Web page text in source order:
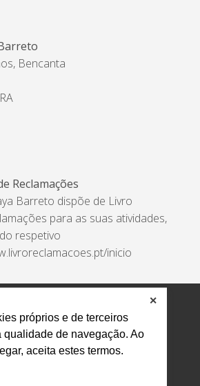
próprios e de terceiros
qualidade de navegação. Ao
aceita estes termos.
✕
Bencanta
Reclamações
Barreto dispõe de Livro
para as suas atividades,
respetivo
inicio
e Tratamento de Dados
de Dados
Livro Eletrónico
Canal de Denúncias
Design by AM. Developed by